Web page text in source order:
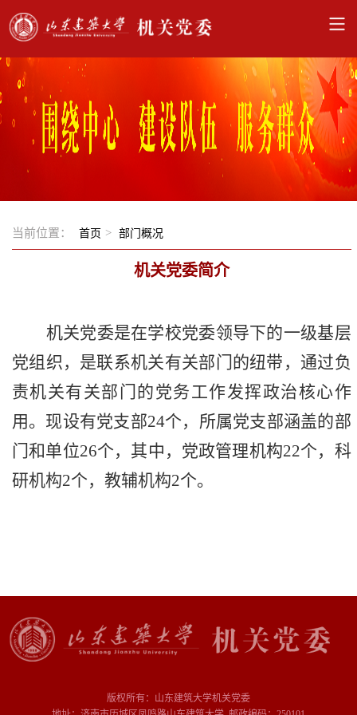
当前位置： 首页 > 部门概况
机关党委简介
机关党委是在学校党委领导下的一级基层
党组织，是联系机关有关部门的纽带，通过负
责机关有关部门的党务工作发挥政治核心作
用。 现设有党支部24个，所属党支部涵盖的部
门和单位26个，其中，党政管理机构22个，科
研机构2个，教辅机构2个。
版权所有：山东建筑大学机关党委